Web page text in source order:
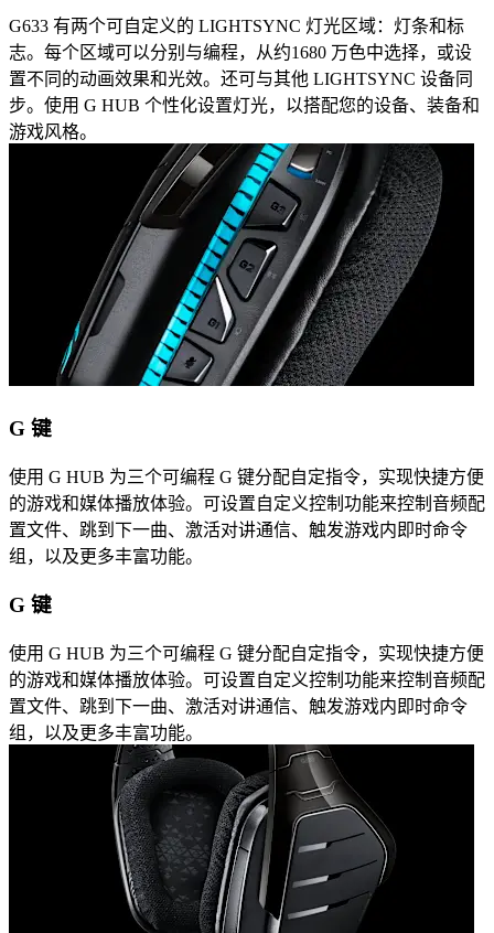
G633 有两个可自定义的 LIGHTSYNC 灯光区域：灯条和标
志。每个区域可以分别与编程，从约1680 万色中选择，或设
置不同的动画效果和光效。还可与其他 LIGHTSYNC 设备同
步。使用 G HUB 个性化设置灯光，以搭配您的设备、装备和
游戏风格。
G 键
使用 G HUB 为三个可编程 G 键分配自定指令，实现快捷方便
的游戏和媒体播放体验。可设置自定义控制功能来控制音频配
置文件、跳到下一曲、激活对讲通信、触发游戏内即时命令
组，以及更多丰富功能。
G 键
使用 G HUB 为三个可编程 G 键分配自定指令，实现快捷方便
的游戏和媒体播放体验。可设置自定义控制功能来控制音频配
置文件、跳到下一曲、激活对讲通信、触发游戏内即时命令
组，以及更多丰富功能。